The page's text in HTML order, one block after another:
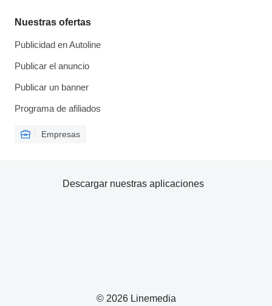
Nuestras ofertas
Publicidad en Autoline
Publicar el anuncio
Publicar un banner
Programa de afiliados
Empresas
© 2026 Linemedia
Descargar nuestras aplicaciones